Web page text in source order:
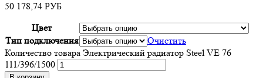
50 178,74 РУБ
Цвет
Тип подключения
Очистить
Количество товара Электрический радиатор Steel VE 76
111/396/1500